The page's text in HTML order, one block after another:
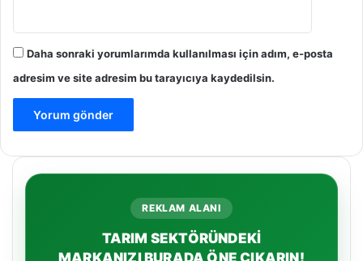
Daha sonraki yorumlarımda kullanılması için adım, e-posta
adresim ve site adresim bu tarayıcıya kaydedilsin.
REKLAM ALANI
TARIM SEKTÖRÜNDEKİ
MARKANIZI BURADA ÖNE ÇIKARIN!